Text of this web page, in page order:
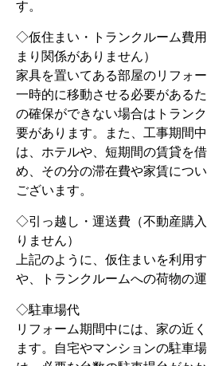
す。
◇仮住まい・トランクルーム費
まり関係がありません）
家具を置いてある部屋のリフォ
一時的に移動させる必要がある
の確保ができない場合はトラン
要があります。また、工事期間
は、ホテルや、短期間の賃貸を
め、その分の滞在費や家賃につ
ございます。
◇引っ越し・運送費（不動産購
りません）
上記のように、仮住まいを利用
や、トランクルームへの荷物の
◇駐車場代
リフォーム期間中には、家の近
ます。自宅やマンションの駐車